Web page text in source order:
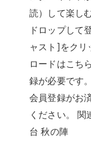
読）して楽し
ドロップして
ャスト]をクリ
ロードはこち
録が必要です
会員登録がお
ください。 関
台 秋の陣